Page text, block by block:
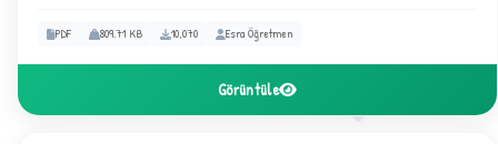
PDF 809.71 KB 10,070 Esra Öğretmen
Görüntüle